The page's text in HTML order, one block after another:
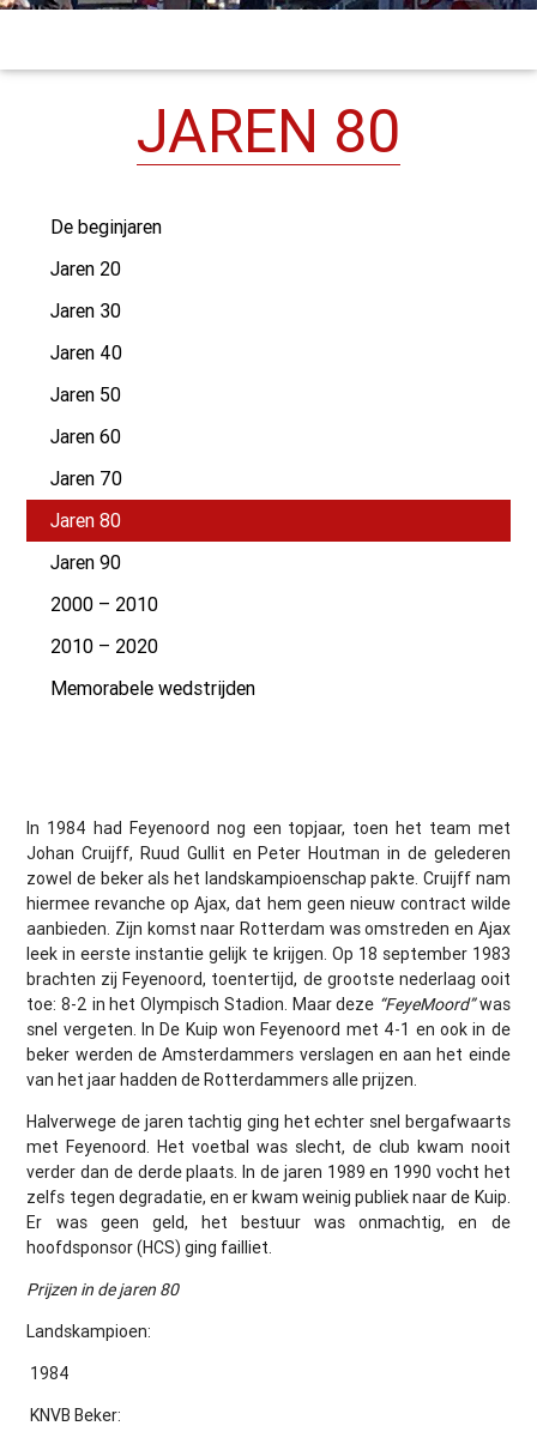
JAREN 80
De beginjaren
Jaren 20
Jaren 30
Jaren 40
Jaren 50
Jaren 60
Jaren 70
Jaren 80
Jaren 90
2000 – 2010
2010 – 2020
Memorabele wedstrijden
In 1984 had Feyenoord nog een topjaar, toen het team met
Johan Cruijff, Ruud Gullit en Peter Houtman in de gelederen
zowel de beker als het landskampioenschap pakte. Cruijff nam
hiermee revanche op Ajax, dat hem geen nieuw contract wilde
aanbieden. Zijn komst naar Rotterdam was omstreden en Ajax
leek in eerste instantie gelijk te krijgen. Op 18 september 1983
brachten zij Feyenoord, toentertijd, de grootste nederlaag ooit
toe: 8-2 in het Olympisch Stadion. Maar deze “FeyeMoord”was
snel vergeten. In De Kuip won Feyenoord met 4-1 en ook in de
beker werden de Amsterdammers verslagen en aan het einde
van het jaar hadden de Rotterdammers alle prijzen.
Halverwege de jaren tachtig ging het echter snel bergafwaarts
met Feyenoord. Het voetbal was slecht, de club kwam nooit
verder dan de derde plaats. In de jaren 1989 en 1990 vocht het
zelfs tegen degradatie, en er kwam weinig publiek naar de Kuip.
Er was geen geld, het bestuur was onmachtig, en de
hoofdsponsor (HCS) ging failliet.
Prijzen in de jaren 80
Landskampioen:
1984
KNVB Beker: